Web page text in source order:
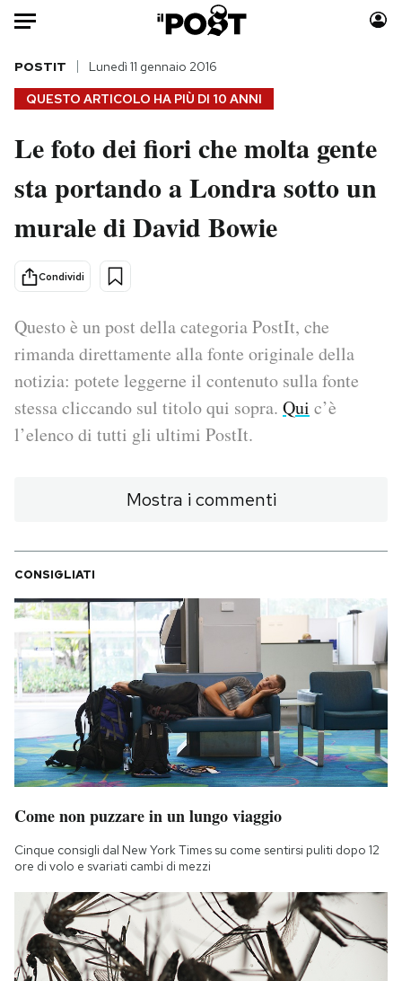
Auto
HOME
Italia
Politica
Tecnologia
Scienza
Economia
Sport
Moda
Consumismi
Storie/Idee
Altrecose
Mondiali calcio 2026
PODCAST
NEWSLETTER
I MIEI PREFERITI
SHOP
CALENDARIO
AREA PERSONALE
Area Personale
Notifiche mobile
Regala il Post
Hai bisogno di aiuto?
Esci
QUESTO ARTICOLO HA PIÙ DI 10 ANNI
POSTIT Lunedì 11 gennaio 2016
Le foto dei fiori che molta gente
sta portando a Londra sotto un
murale di David Bowie
Condividi
Questo è un post della categoria PostIt, che
rimanda direttamente alla fonte originale della
notizia: potete leggerne il contenuto sulla fonte
stessa cliccando sul titolo qui sopra. Qui c’è
l’elenco di tutti gli ultimi PostIt.
Mostra i commenti
CONSIGLIATI
Come non puzzare in un lungo viaggio
Cinque consigli dal New York Times su come sentirsi puliti dopo 12
ore di volo e svariati cambi di mezzi